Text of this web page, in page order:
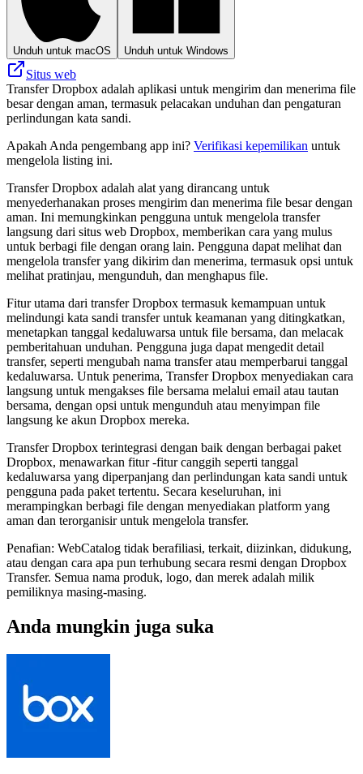
Unduh untuk macOS Unduh untuk Windows
Situs web
Transfer Dropbox adalah aplikasi untuk mengirim dan menerima file
besar dengan aman, termasuk pelacakan unduhan dan pengaturan
perlindungan kata sandi.
Apakah Anda pengembang app ini? Verifikasi kepemilikan untuk
mengelola listing ini.
Transfer Dropbox adalah alat yang dirancang untuk
menyederhanakan proses mengirim dan menerima file besar dengan
aman. Ini memungkinkan pengguna untuk mengelola transfer
langsung dari situs web Dropbox, memberikan cara yang mulus
untuk berbagi file dengan orang lain. Pengguna dapat melihat dan
mengelola transfer yang dikirim dan menerima, termasuk opsi untuk
melihat pratinjau, mengunduh, dan menghapus file.
Fitur utama dari transfer Dropbox termasuk kemampuan untuk
melindungi kata sandi transfer untuk keamanan yang ditingkatkan,
menetapkan tanggal kedaluwarsa untuk file bersama, dan melacak
pemberitahuan unduhan. Pengguna juga dapat mengedit detail
transfer, seperti mengubah nama transfer atau memperbarui tanggal
kedaluwarsa. Untuk penerima, Transfer Dropbox menyediakan cara
langsung untuk mengakses file bersama melalui email atau tautan
bersama, dengan opsi untuk mengunduh atau menyimpan file
langsung ke akun Dropbox mereka.
Transfer Dropbox terintegrasi dengan baik dengan berbagai paket
Dropbox, menawarkan fitur -fitur canggih seperti tanggal
kedaluwarsa yang diperpanjang dan perlindungan kata sandi untuk
pengguna pada paket tertentu. Secara keseluruhan, ini
merampingkan berbagi file dengan menyediakan platform yang
aman dan terorganisir untuk mengelola transfer.
Penafian: WebCatalog tidak berafiliasi, terkait, diizinkan, didukung,
atau dengan cara apa pun terhubung secara resmi dengan Dropbox
Transfer. Semua nama produk, logo, dan merek adalah milik
pemiliknya masing-masing.
Anda mungkin juga suka